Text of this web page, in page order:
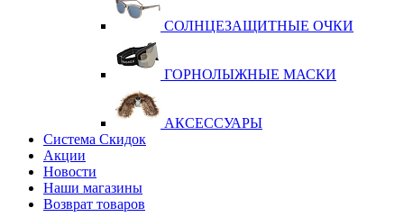
СОЛНЦЕЗАЩИТНЫЕ ОЧКИ
ГОРНОЛЫЖНЫЕ МАСКИ
АКСЕССУАРЫ
Система Скидок
Акции
Новости
Наши магазины
Возврат товаров